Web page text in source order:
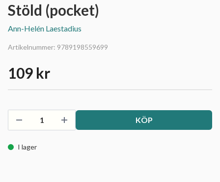
Stöld (pocket)
Ann-Helén Laestadius
Artikelnummer: 9789198559699
109 kr
KÖP
I lager